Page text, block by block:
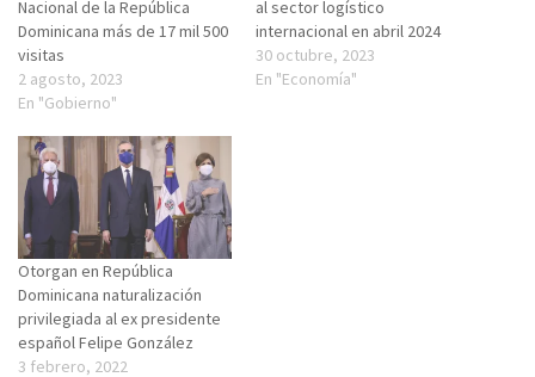
Nacional de la República
Dominicana más de 17 mil 500
visitas
2 agosto, 2023
En "Gobierno"
al sector logístico
internacional en abril 2024
30 octubre, 2023
En "Economía"
Otorgan en República
Dominicana naturalización
privilegiada al ex presidente
español Felipe González
3 febrero, 2022